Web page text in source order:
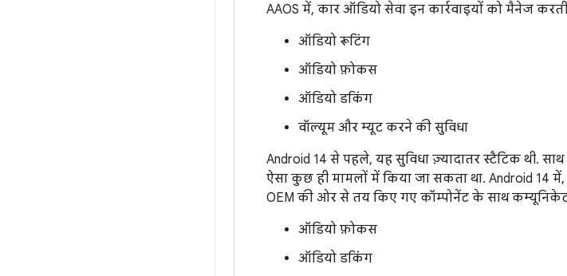
AAOS में, कार ऑडियो सेवा इन कार्रवाइयों को मैनेज
ऑडियो रूटिंग
ऑडियो फ़ोकस
ऑडियो डकिंग
वॉल्यूम और म्यूट करने की सुविधा
Android 14 से पहले, यह सुविधा ज़्यादातर स्टैटिक थी.
ऐसा कुछ ही मामलों में किया जा सकता था. Android 14
OEM की ओर से तय किए गए कॉम्पोनेंट के साथ
ऑडियो फ़ोकस
ऑडियो डकिंग